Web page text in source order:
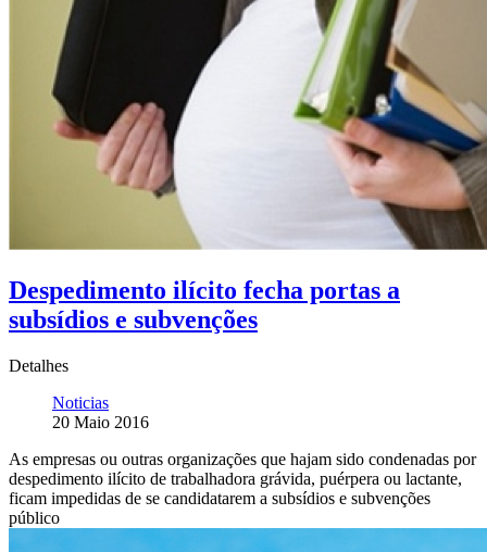
Despedimento ilícito fecha portas a
subsídios e subvenções
Detalhes
Noticias
20 Maio 2016
As empresas ou outras organizações que hajam sido condenadas por
despedimento ilícito de trabalhadora grávida, puérpera ou lactante,
ficam impedidas de se candidatarem a subsídios e subvenções
público